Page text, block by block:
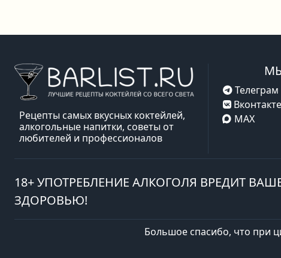
Рецепты самых вкусных коктейлей,
алкогольные напитки, советы от
любителей и профессионалов
Телеграм
Вконтакте
MAX
18+ УПОТРЕБЛЕНИЕ АЛКОГОЛЯ ВРЕДИТ
ЗДОРОВЬЮ!
Большое спасибо, что при